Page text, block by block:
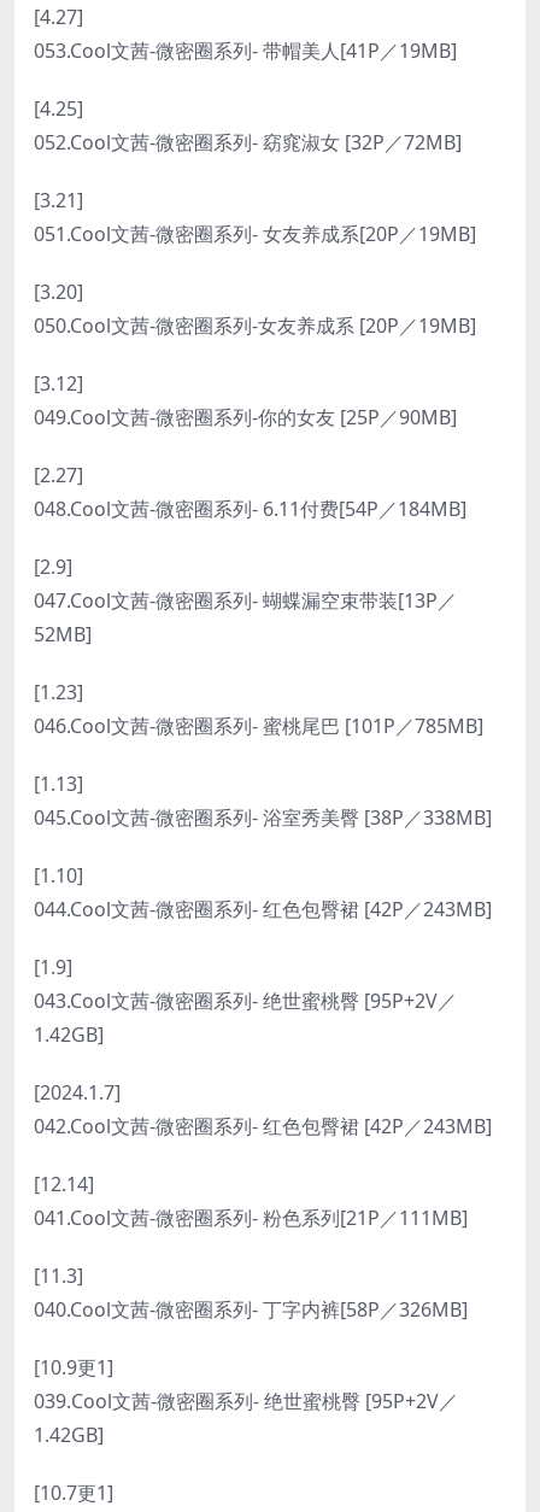
[4.27]
053.Cool文茜-微密圈系列- 带帽美人[41P／19MB]
[4.25]
052.Cool文茜-微密圈系列- 窈窕淑女 [32P／72MB]
[3.21]
051.Cool文茜-微密圈系列- 女友养成系[20P／19MB]
[3.20]
050.Cool文茜-微密圈系列-女友养成系 [20P／19MB]
[3.12]
049.Cool文茜-微密圈系列-你的女友 [25P／90MB]
[2.27]
048.Cool文茜-微密圈系列- 6.11付费[54P／184MB]
[2.9]
047.Cool文茜-微密圈系列- 蝴蝶漏空束带装[13P／
52MB]
[1.23]
046.Cool文茜-微密圈系列- 蜜桃尾巴 [101P／785MB]
[1.13]
045.Cool文茜-微密圈系列- 浴室秀美臀 [38P／338MB]
[1.10]
044.Cool文茜-微密圈系列- 红色包臀裙 [42P／243MB]
[1.9]
043.Cool文茜-微密圈系列- 绝世蜜桃臀 [95P+2V／
1.42GB]
[2024.1.7]
042.Cool文茜-微密圈系列- 红色包臀裙 [42P／243MB]
[12.14]
041.Cool文茜-微密圈系列- 粉色系列[21P／111MB]
[11.3]
040.Cool文茜-微密圈系列- 丁字内裤[58P／326MB]
[10.9更1]
039.Cool文茜-微密圈系列- 绝世蜜桃臀 [95P+2V／
1.42GB]
[10.7更1]